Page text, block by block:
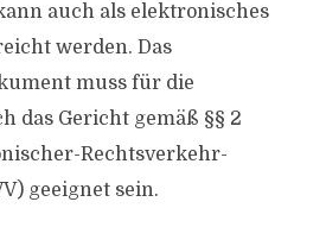
auch als elektronisches
werden. Das
muss für die
das Gericht gemäß §§ 2
Rechtsverkehr-
geeignet sein.